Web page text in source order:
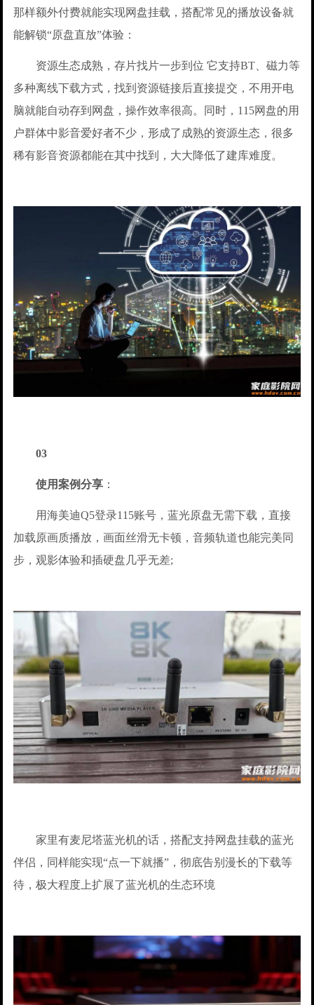
那样额外付费就能实现网盘挂载，搭配常见的播放设备就
能解锁“原盘直放”体验：
资源生态成熟，存片找片一步到位 它支持BT、磁力等
多种离线下载方式，找到资源链接后直接提交，不用开电
脑就能自动存到网盘，操作效率很高。同时，115网盘的用
户群体中影音爱好者不少，形成了成熟的资源生态，很多
稀有影音资源都能在其中找到，大大降低了建库难度。
03
使用案例分享 ：
用海美迪Q5登录115账号，蓝光原盘无需下载，直接
加载原画质播放，画面丝滑无卡顿，音频轨道也能完美同
步，观影体验和插硬盘几乎无差;
家里有麦尼塔蓝光机的话，搭配支持网盘挂载的蓝光
伴侣，同样能实现“点一下就播”，彻底告别漫长的下载等
待，极大程度上扩展了蓝光机的生态环境